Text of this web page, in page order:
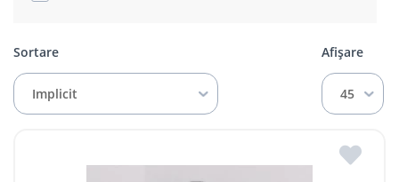
Sortare
Implicit
Afișare
45